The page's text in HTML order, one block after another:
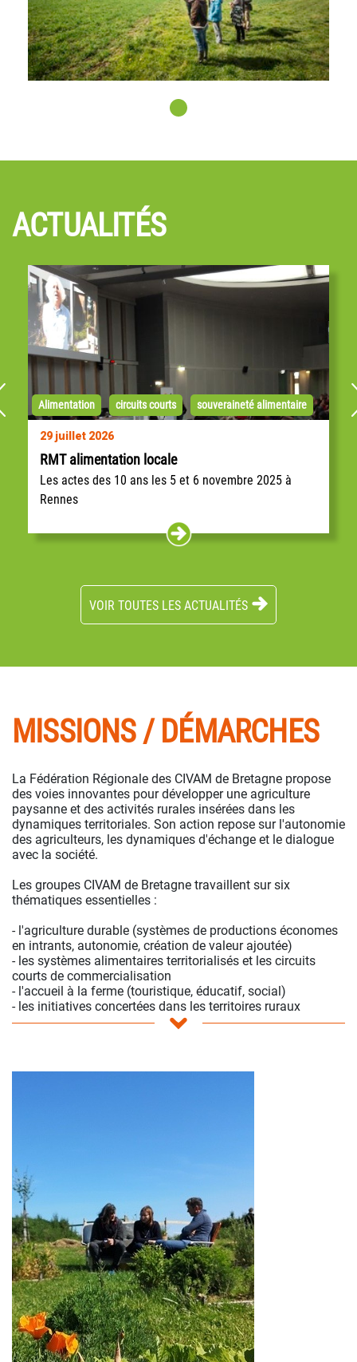
ACTUALITÉS
Alimentation circuits courts souveraineté alimentaire
29 juillet 2026
RMT alimentation locale
Les actes des 10 ans les 5 et 6 novembre 2025 à
Rennes
Les actes des 10 ans du RMT Alimentation Locale
sont arrivés ! Deux jours de rencontres, dix ans de
réseau : revivez l’événement à...
VOIR TOUTES LES ACTUALITÉS
MISSIONS / DÉMARCHES
La Fédération Régionale des CIVAM de Bretagne propose
des voies innovantes pour développer une agriculture
paysanne et des activités rurales insérées dans les
dynamiques territoriales. Son action repose sur l'autonomie
des agriculteurs, les dynamiques d'échange et le dialogue
avec la société.
Les groupes CIVAM de Bretagne travaillent sur six
thématiques essentielles :
- l'agriculture durable (systèmes de productions économes
en intrants, autonomie, création de valeur ajoutée)
- les systèmes alimentaires territorialisés et les circuits
courts de commercialisation
- l'accueil à la ferme (touristique, éducatif, social)
- les initiatives concertées dans les territoires ruraux
- l'installation, la transmission, et la création d'activités en